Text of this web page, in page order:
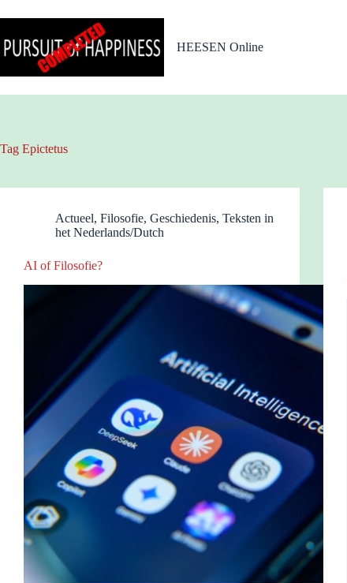
naar
inhoud
HEESEN Online
Tag Epictetus
Actueel, Filosofie, Geschiedenis, Teksten in
het Nederlands/Dutch
AI of Filosofie?